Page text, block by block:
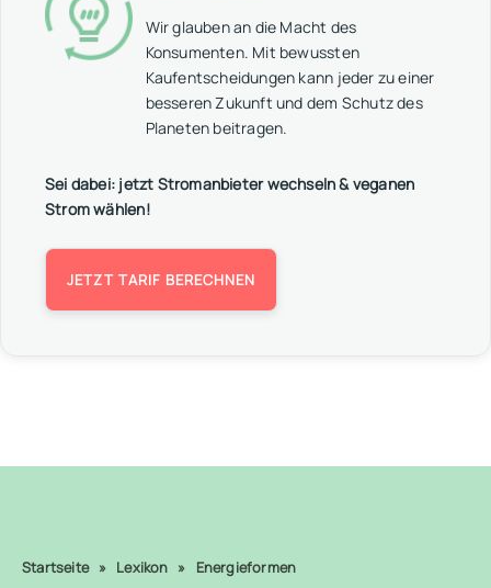
Wir glauben an die Macht des
Konsumenten. Mit bewussten
Kaufentscheidungen kann jeder zu einer
besseren Zukunft und dem Schutz des
Planeten beitragen.
Sei dabei: jetzt Stromanbieter wechseln & veganen
Strom wählen!
JETZT TARIF BERECHNEN
Startseite » Lexikon » Energieformen